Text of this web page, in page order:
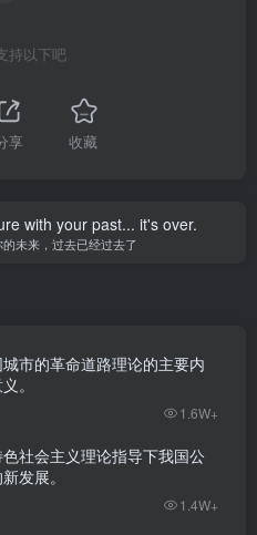
持以下吧
享 收藏
with your past... it's over.
未来，过去已经过去了
市的革命道路理论的主要内
。
1.6W+
社会主义理论指导下我国公
发展。
1.4W+